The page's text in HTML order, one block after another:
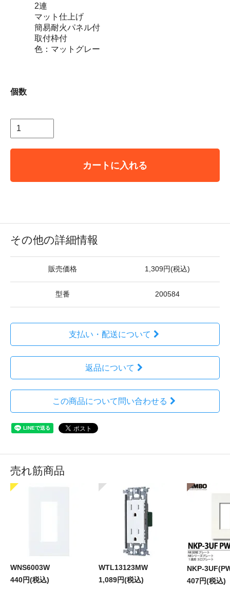
2連
マット仕上げ
簡易耐火パネル付
取付枠付
色：マットグレー
個数
カートに入れる
その他の詳細情報
販売価格 1,309円(税込)
型番 200584
支払い・配送について
返品について
この商品について問い合わせる
売れ筋商品
WNS6003W
440円(税込)
WTL13123MW
1,089円(税込)
NKP-
407円(税込)